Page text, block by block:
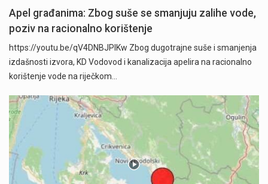
Apel građanima: Zbog suše se smanjuju zalihe vode,
poziv na racionalno korištenje
https://youtu.be/qV4DNBJPlKw Zbog dugotrajne suše i smanjenja
izdašnosti izvora, KD Vodovod i kanalizacija apelira na racionalno
korištenje vode na riječkom…